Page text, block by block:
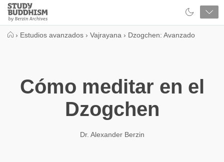
Close
Study
Buddhism
› Estudios avanzados › Vajrayana › Dzogchen: Avanzado
Cómo meditar en el
Dzogchen
Dr. Alexander Berzin